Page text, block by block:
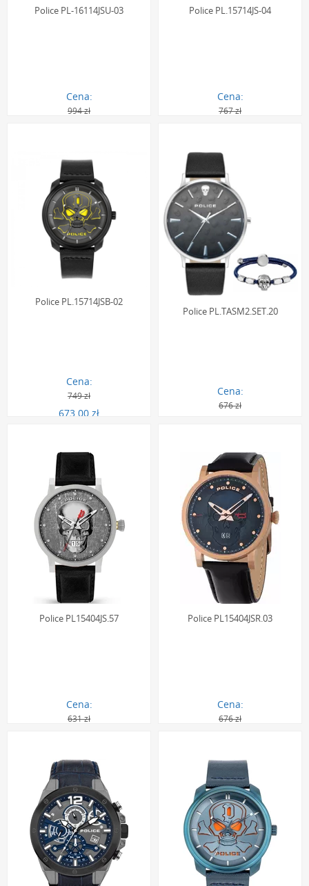
Police PL-16114JSU-03
Cena:
994 zł
Police PL.15714JS-04
Cena:
767 zł
Police PL.15714JSB-02
Cena:
749 zł
673.00 zł
Police PL.TASM2.SET.20
Cena:
676 zł
Police PL15404JS.57
Cena:
631 zł
Police PL15404JSR.03
Cena:
676 zł